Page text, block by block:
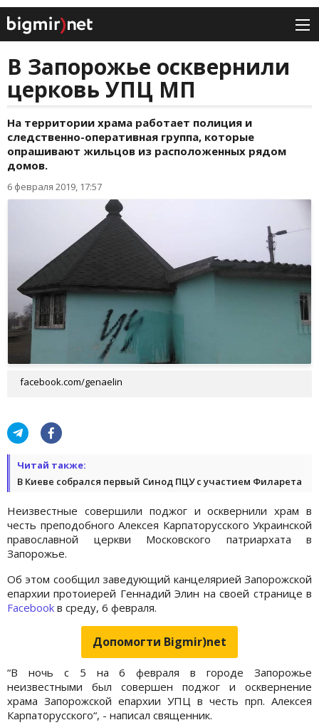
В Запорожье осквернили
церковь УПЦ МП
На территории храма работает полиция и
следственно-оперативная группа, которые
опрашивают жильцов из расположенных рядом
домов.
6 февраля 2019, 17:57
facebook.com/genaelin
Читай также:
В Киеве собрался первый Синод ПЦУ с участием Филарета
Неизвестные совершили поджог и осквернили храм в
честь преподобного Алексея Карпаторусского Украинской
православной церкви Московского патриархата в
Запорожье.
Об этом сообщил заведующий канцелярией Запорожской
епархии протоиерей Геннадий Элин на своей странице в
Facebook в среду, 6 февраля.
Допомогти Bigmir)net
“В ночь с 5 на 6 февраля в городе Запорожье
неизвестными был совершен поджог и осквернение
храма Запорожской епархии УПЦ в честь прп. Алексея
Карпаторусского“, - написал священник.